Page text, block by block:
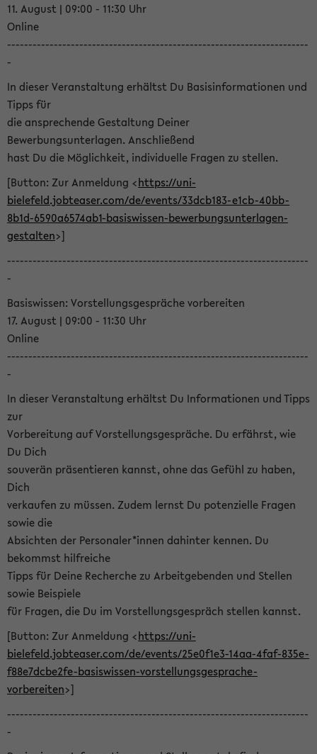
11. August | 09:00 - 11:30 Uhr
Online
-----------------------------------------------------------------------
-
In dieser Veranstaltung erhältst Du Basisinformationen und
Tipps für
die ansprechende Gestaltung Deiner
Bewerbungsunterlagen. Anschließend
hast Du die Möglichkeit, individuelle Fragen zu stellen.
[Button: Zur Anmeldung <https://uni-
bielefeld.jobteaser.com/de/events/33dcb183-e1cb-40bb-
8b1d-6590a6574ab1-basiswissen-bewerbungsunterlagen-
gestalten>]
-----------------------------------------------------------------------
-
Basiswissen: Vorstellungsgespräche vorbereiten
17. August | 09:00 - 11:30 Uhr
Online
-----------------------------------------------------------------------
-
In dieser Veranstaltung erhältst Du Informationen und Tipps
zur
Vorbereitung auf Vorstellungsgespräche. Du erfährst, wie
Du Dich
souverän präsentieren kannst, ohne das Gefühl zu haben,
Dich
verkaufen zu müssen. Zudem lernst Du potenzielle Fragen
sowie die
Absichten der Personaler*innen dahinter kennen. Du
bekommst hilfreiche
Tipps für Deine Recherche zu Arbeitgebenden und Stellen
sowie Beispiele
für Fragen, die Du im Vorstellungsgespräch stellen kannst.
[Button: Zur Anmeldung <https://uni-
bielefeld.jobteaser.com/de/events/25e0f1e3-14aa-4faf-835e-
f88e7dcbe2fe-basiswissen-vorstellungsgesprache-
vorbereiten>]
-----------------------------------------------------------------------
-